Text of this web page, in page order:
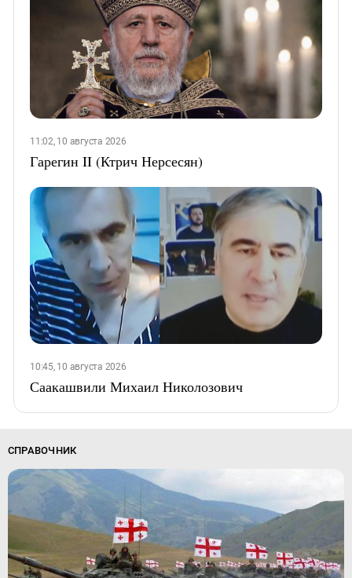
11:02, 10 августа 2026
Гарегин II (Ктрич Нерсесян)
10:45, 10 августа 2026
Саакашвили Михаил Николозович
СПРАВОЧНИК